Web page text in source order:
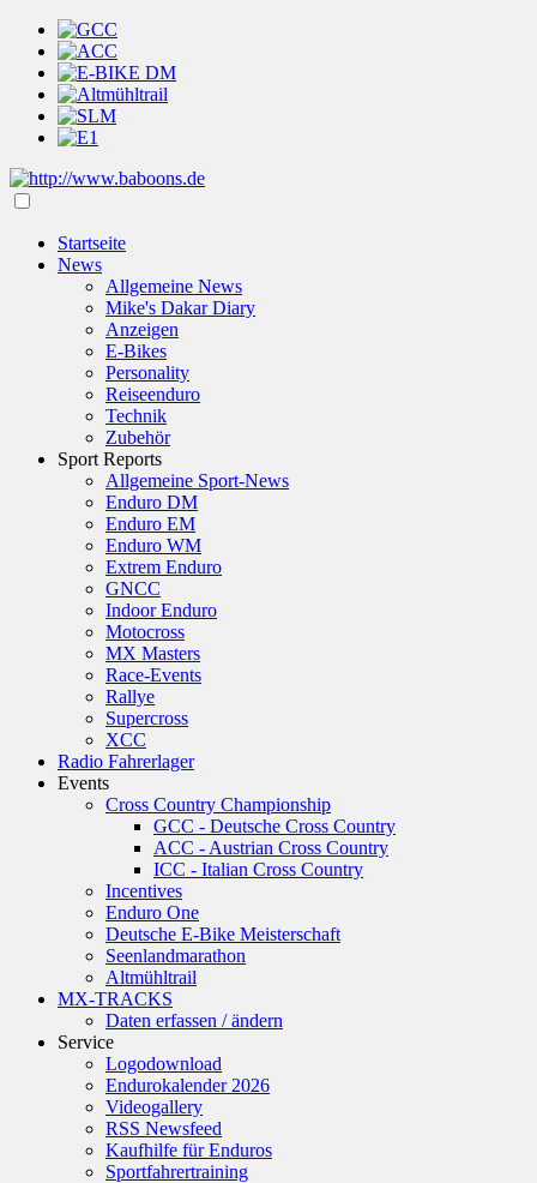
Startseite
News
Allgemeine News
Mike's Dakar Diary
Anzeigen
E-Bikes
Personality
Reiseenduro
Technik
Zubehör
Sport Reports
Allgemeine Sport-News
Enduro DM
Enduro EM
Enduro WM
Extrem Enduro
GNCC
Indoor Enduro
Motocross
MX Masters
Race-Events
Rallye
Supercross
XCC
Radio Fahrerlager
Events
Cross Country Championship
GCC - Deutsche Cross Country
ACC - Austrian Cross Country
ICC - Italian Cross Country
Incentives
Enduro One
Deutsche E-Bike Meisterschaft
Seenlandmarathon
Altmühltrail
MX-TRACKS
Daten erfassen / ändern
Service
Logodownload
Endurokalender 2026
Videogallery
RSS Newsfeed
Kaufhilfe für Enduros
Sportfahrertraining